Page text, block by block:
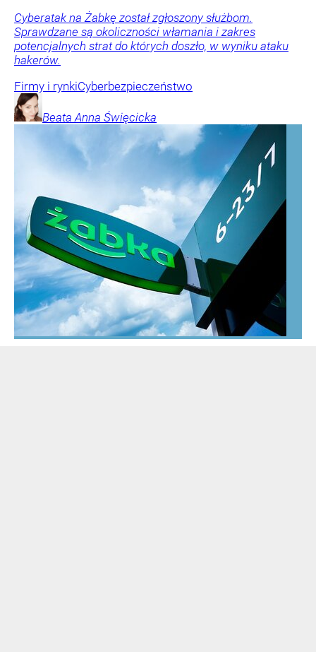
Cyberatak na Żabkę został zgłoszony służbom.
Sprawdzane są okoliczności włamania i zakres
potencjalnych strat do których doszło, w wyniku ataku
hakerów.
Firmy i rynkiCyberbezpieczeństwo
Beata Anna Święcicka